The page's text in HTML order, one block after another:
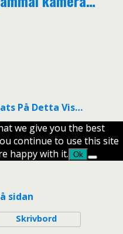
På Detta Vis…
we give you the best
continue to use this site
happy with it. Ok
sidan
Skrivbord